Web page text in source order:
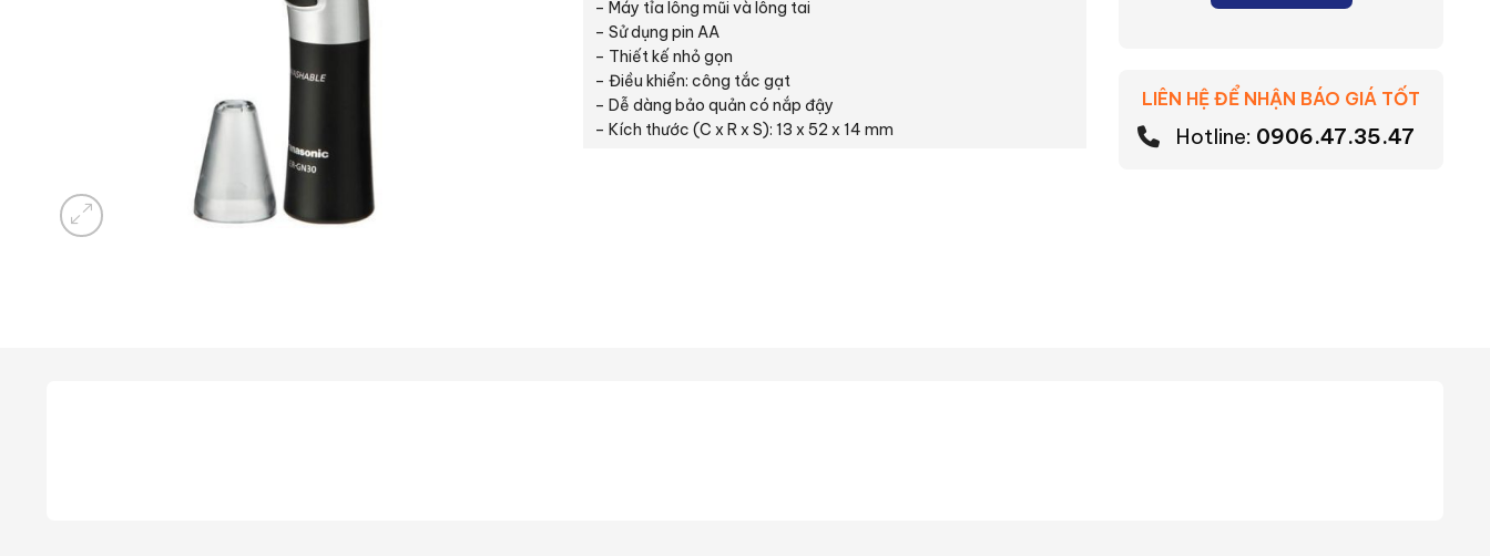
– Máy tỉa lông mũi và lông tai
– Sử dụng pin AA
– Thiết kế nhỏ gọn
– Điều khiển: công tắc gạt
– Dễ dàng bảo quản có nắp đậy
– Kích thước (C x R x S): 13 x 52 x 14 mm
LIÊN HỆ ĐỂ NHẬN BÁO GIÁ TỐT
Hotline: 0906.47.35.47